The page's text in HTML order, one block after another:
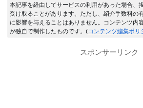
本記事を経由してサービスの利用があった場合、
受け取ることがあります。ただし、紹介手数料の
に影響を与えることはありません。コンテンツ内
が独自で制作したものです。(コンテンツ編集ポリ
スポンサーリンク